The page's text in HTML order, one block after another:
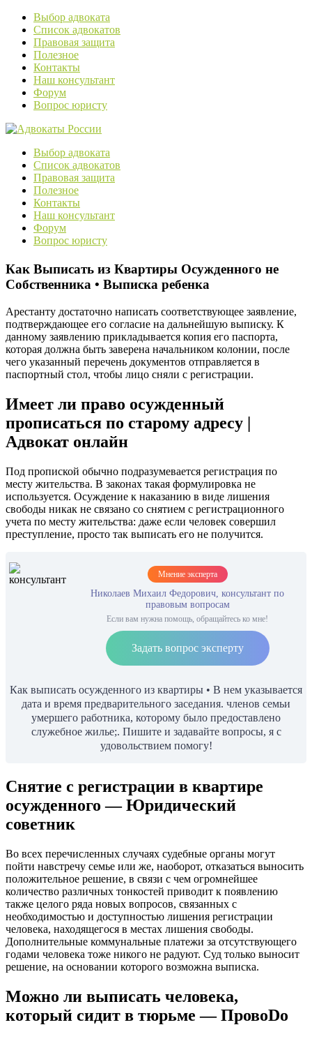
Выбор адвоката
Список адвокатов
Правовая защита
Полезное
Контакты
Наш консультант
Форум
Вопрос юристу
Выбор адвоката
Список адвокатов
Правовая защита
Полезное
Контакты
Наш консультант
Форум
Вопрос юристу
Как Выписать из Квартиры Осужденного не
Собственника • Bыпиcкa peбeнкa
Арестанту достаточно написать соответствующее заявление,
подтверждающее его согласие на дальнейшую выписку. К
данному заявлению прикладывается копия его паспорта,
которая должна быть заверена начальником колонии, после
чего указанный перечень документов отправляется в
паспортный стол, чтобы лицо сняли с регистрации.
Имеет ли право осужденный
прописаться по старому адресу |
Адвокат онлайн
Под пропиской обычно подразумевается регистрация по
месту жительства. В законах такая формулировка не
используется. Осуждение к наказанию в виде лишения
свободы никак не связано со снятием с регистрационного
учета по месту жительства: даже если человек совершил
преступление, просто так выписать его не получится.
Мнение эксперта
Николаев Михаил Федорович, консультант по
правовым вопросам
Если вам нужна помощь, обращайтесь ко мне!
Задать вопрос эксперту
Как выписать осужденного из квартиры • В нем указывается
дата и время предварительного заседания. членов семьи
умершего работника, которому было предоставлено
служебное жилье;. Пишите и задавайте вопросы, я с
удовольствием помогу!
Снятие с регистрации в квартире
осужденного — Юридический
советник
Во всех перечисленных случаях судебные органы могут
пойти навстречу семье или же, наоборот, отказаться выносить
положительное решение, в связи с чем огромнейшее
количество различных тонкостей приводит к появлению
также целого ряда новых вопросов, связанных с
необходимостью и доступностью лишения регистрации
человека, находящегося в местах лишения свободы.
Дополнительные коммунальные платежи за отсутствующего
годами человека тоже никого не радуют. Суд только выносит
решение, на основании которого возможна выписка.
Можно ли выписать человека,
который сидит в тюрьме — ПровоDo